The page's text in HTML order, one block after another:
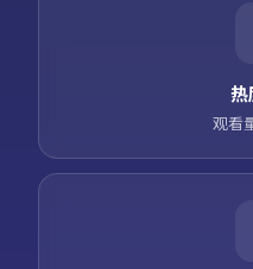
热
观看